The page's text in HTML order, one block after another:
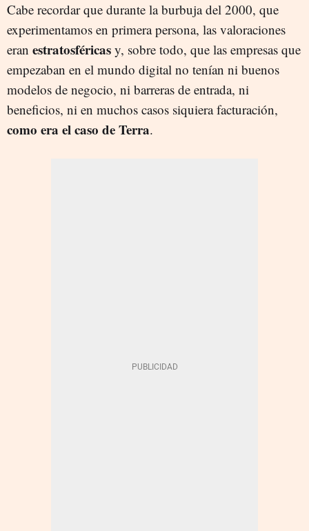
Cabe recordar que durante la burbuja del 2000, que
experimentamos en primera persona, las valoraciones
eran estratosféricas y, sobre todo, que las empresas que
empezaban en el mundo digital no tenían ni buenos
modelos de negocio, ni barreras de entrada, ni
beneficios, ni en muchos casos siquiera facturación,
como era el caso de Terra.